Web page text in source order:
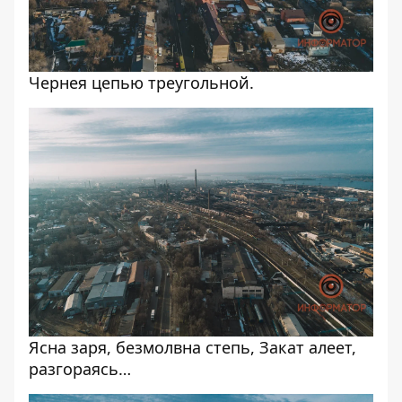
Чернея цепью треугольной.
Ясна заря, безмолвна степь, Закат алеет,
разгораясь…